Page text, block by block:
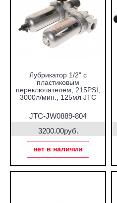
Лубрикатор 1/2” с
пластиковым
переключателем, 215PSI,
3000л/мин., 125мл JTC
JTC-JW0889-804
3200.00руб.
нет в наличии